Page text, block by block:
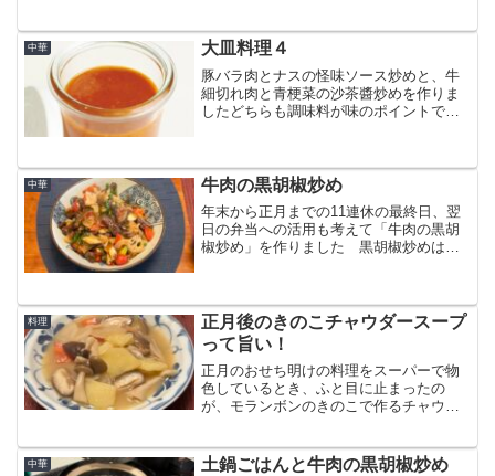
しい 初夏には、必ず食べたいひと皿で
す！
中華 大皿料理４
豚バラ肉とナスの怪味ソース炒めと、牛
細切れ肉と青梗菜の沙茶醬炒めを作りま
したどちらも調味料が味のポイントで
中華 牛肉の黒胡椒炒め
年末から正月までの11連休の最終日、翌
日の弁当への活用も考えて「牛肉の黒胡
椒炒め」を作りました 黒胡椒炒めはア
料理
正月後のきのこチャウダースープ
って旨い！
正月のおせち明けの料理をスーパーで物
色しているとき、ふと目に止まったの
が、モランボンのきのこで作るチャウダ
りしてたので試してみることにしました
中華 土鍋ごはんと牛肉の黒胡椒炒め